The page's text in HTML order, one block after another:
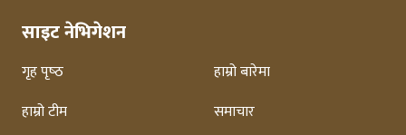
साइट नेभिगेशन
गृह पृष्‍ठ
हाम्रो बारेमा
हाम्रो टीम
समाचार